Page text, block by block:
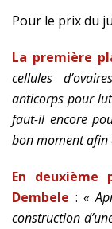
Pour le prix du
La première
cellules
anticorps pour
faut-il encore
bon moment afin
En deuxième
Dembele :«
construction